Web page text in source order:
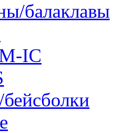
балаклавы
IC